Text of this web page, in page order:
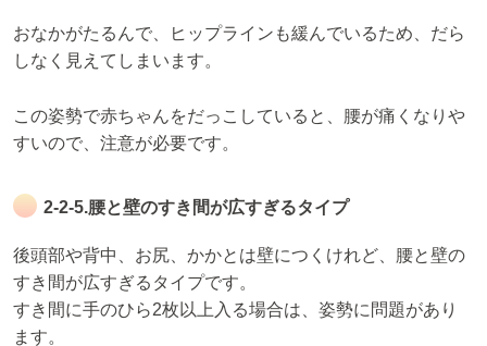
おなかがたるんで、ヒップラインも緩んでいるため、だら
しなく見えてしまいます。
この姿勢で赤ちゃんをだっこしていると、腰が痛くなりや
すいので、注意が必要です。
2-2-5.腰と壁のすき間が広すぎるタイプ
後頭部や背中、お尻、かかとは壁につくけれど、腰と壁の
すき間が広すぎるタイプです。
すき間に手のひら2枚以上入る場合は、姿勢に問題があり
ます。